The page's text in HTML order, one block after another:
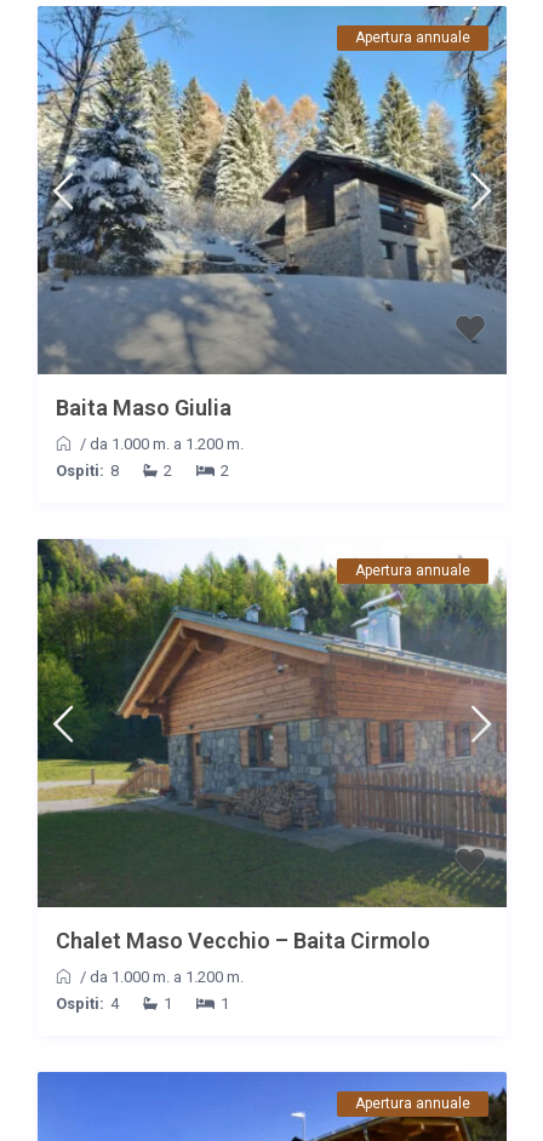
Apertura annuale
Baita Maso Giulia
/ da 1.000 m. a 1.200 m.
Ospiti: 8 2 2
Apertura annuale
Chalet Maso Vecchio – Baita Cirmolo
/ da 1.000 m. a 1.200 m.
Ospiti: 4 1 1
Apertura annuale